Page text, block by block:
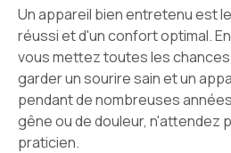
Un appareil bien entretenu est
réussi et d'un confort optimal.
vous mettez toutes les
garder un sourire sain et un
pendant de nombreuses
gêne ou de douleur, n'attendez
praticien.